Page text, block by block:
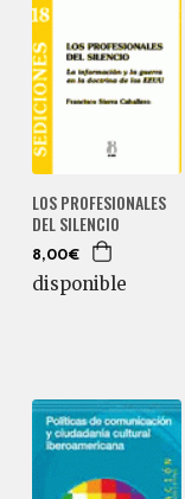
LOS PROFESIONALES
DEL SILENCIO
8,00€
disponible